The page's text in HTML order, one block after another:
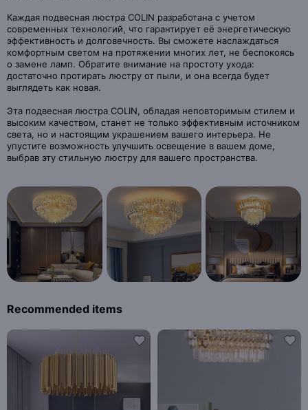
Каждая подвесная люстра COLIN разработана с учетом
современных технологий, что гарантирует её энергетическую
эффективность и долговечность. Вы сможете наслаждаться
комфортным светом на протяжении многих лет, не беспокоясь
о замене ламп. Обратите внимание на простоту ухода:
достаточно протирать люстру от пыли, и она всегда будет
выглядеть как новая.
Эта подвесная люстра COLIN, обладая неповторимым стилем и
высоким качеством, станет не только эффективным источником
света, но и настоящим украшением вашего интерьера. Не
упустите возможность улучшить освещение в вашем доме,
выбрав эту стильную люстру для вашего пространства.
Recommended items